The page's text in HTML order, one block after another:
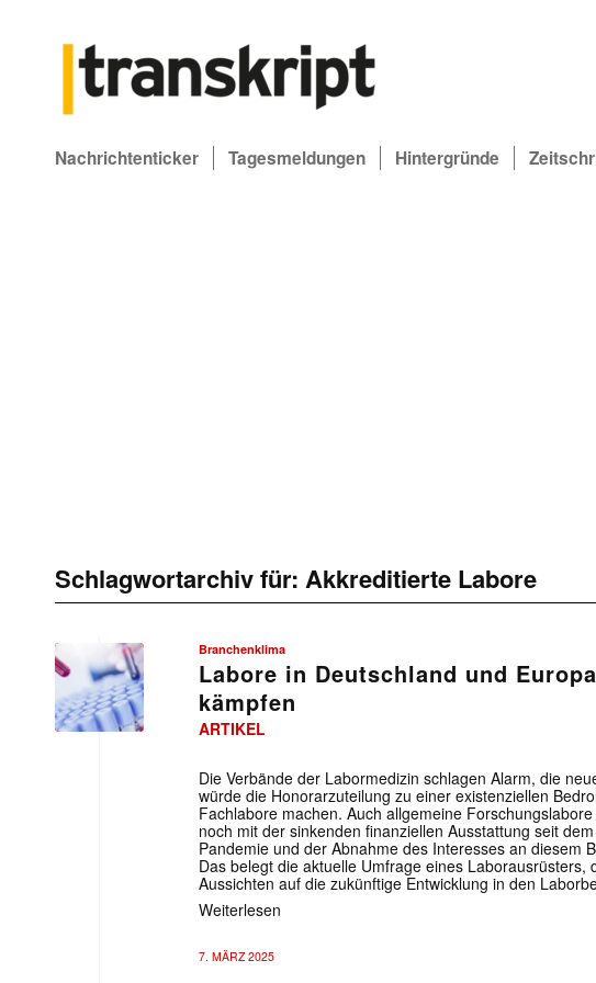
Nachrichtenticker Tagesmeldungen Hintergründe
Schlagwortarchiv für: Akkreditierte Labore
Branchenklima
Labore in Deutschland und
kämpfen
ARTIKEL
Die Verbände der Labormedizin schlagen Alarm, die
würde die Honorarzuteilung zu einer existenziellen
Fachlabore machen. Auch allgemeine
noch mit der sinkenden finanziellen Ausstattung seit
Pandemie und der Abnahme des Interesses an diesem
Das belegt die aktuelle Umfrage eines Laborausrüsters,
Aussichten auf die zukünftige Entwicklung in den
Weiterlesen
7. MÄRZ 2025